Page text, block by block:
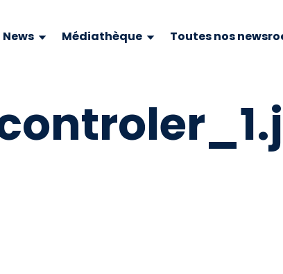
News Médiathèque Toutes nos